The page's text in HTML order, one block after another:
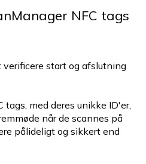
NFC tags
verificere start og afslutning
med deres unikke ID'er,
når de scannes på
pålideligt og sikkert end